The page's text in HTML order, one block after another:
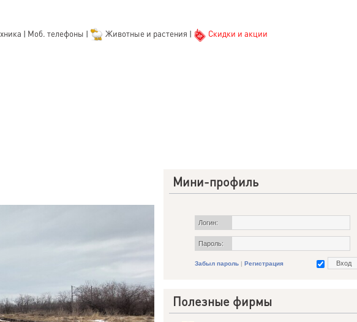
| Моб. телефоны | Животные и растения | Скидки и акции
Мини-профиль
Логин:
Пароль:
Забыл пароль | Регистрация
Полезные фирмы